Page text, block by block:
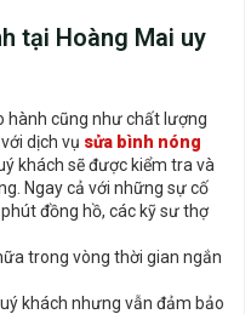
tại Hoàng Mai uy
hành cũng như chất lượng
dịch vụ sửa bình nóng
khách sẽ được kiểm tra và
Ngay cả với những sự cố
đồng hồ, các kỹ sư thợ
trong vòng thời gian ngắn
khách nhưng vẫn đảm bảo